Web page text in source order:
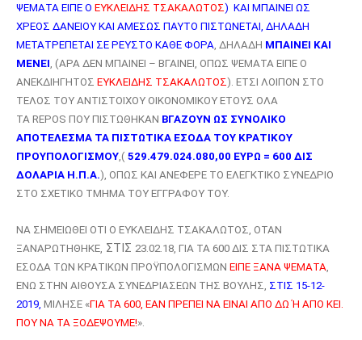
ΨΕΜΑΤΑ ΕΙΠΕ Ο ΕΥΚΛΕΙΔΗΣ ΤΣΑΚΑΛΩΤΟΣ) ΚΑΙ ΜΠΑΙΝΕΙ ΩΣ
ΧΡΕΟΣ ΔΑΝΕΙΟΥ ΚΑΙ ΑΜΕΣΩΣ ΠΑΥΤΟ ΠΙΣΤΩΝΕΤΑΙ, ΔΗΛΑΔΗ
ΜΕΤΑΤΡΕΠΕΤΑΙ ΣΕ ΡΕΥΣΤΟ ΚΑΘΕ ΦΟΡΑ, ΔΗΛΑΔΗ ΜΠΑΙΝΕΙ ΚΑΙ
ΜΕΝΕΙ, (ΑΡΑ ΔΕΝ ΜΠΑΙΝΕΙ – ΒΓΑΙΝΕΙ, ΟΠΩΣ ΨΕΜΑΤΑ ΕΙΠΕ Ο
ΑΝΕΚΔΙΗΓΗΤΟΣ ΕΥΚΛΕΙΔΗΣ ΤΣΑΚΑΛΩΤΟΣ). ΕΤΣΙ ΛΟΙΠΟΝ ΣΤΟ
ΤΕΛΟΣ ΤΟΥ ΑΝΤΙΣΤΟΙΧΟΥ ΟΙΚΟΝΟΜΙΚΟΥ ΕΤΟΥΣ ΟΛΑ
ΤΑ REPOS ΠΟΥ ΠΙΣΤΩΘΗΚΑΝ ΒΓΑΖΟΥΝ ΩΣ ΣΥΝΟΛΙΚΟ
ΑΠΟΤΕΛΕΣΜΑ ΤΑ ΠΙΣΤΩΤΙΚΑ ΕΣΟΔΑ ΤΟΥ ΚΡΑΤΙΚΟΥ
ΠΡΟΥΠΟΛΟΓΙΣΜΟΥ,( 529.479.024.080,00 ΕΥΡΩ = 600 ΔΙΣ
ΔΟΛΑΡΙΑ H.Π.Α.), ΟΠΩΣ ΚΑΙ ΑΝΕΦΕΡΕ ΤΟ ΕΛΕΓΚΤΙΚΟ ΣΥΝΕΔΡΙΟ
ΣΤΟ ΣΧΕΤΙΚΟ ΤΜΗΜΑ ΤΟΥ ΕΓΓΡΑΦΟΥ ΤΟΥ.
ΝΑ ΣΗΜΕΙΩΘΕΙ ΟΤΙ Ο ΕΥΚΛΕΙΔΗΣ ΤΣΑΚΑΛΩΤΟΣ, ΟΤΑΝ
ΞΑΝΑΡΩΤΗΘΗΚΕ, ΣΤΙΣ 23.02.18, ΓΙΑ ΤΑ 600 ΔΙΣ ΣΤΑ ΠΙΣΤΩΤΙΚΑ
ΕΣΟΔΑ ΤΩΝ ΚΡΑΤΙΚΩΝ ΠΡΟΫΠΟΛΟΓΙΣΜΩΝ ΕΙΠΕ ΞΑΝΑ ΨΕΜΑΤΑ,
ΕΝΩ ΣΤΗΝ ΑΙΘΟΥΣΑ ΣΥΝΕΔΡΙΑΣΕΩΝ ΤΗΣ ΒΟΥΛΗΣ, ΣΤΙΣ 15-12-
2019, ΜΙΛΗΣΕ «ΓΙΑ ΤΑ 600, ΕΑΝ ΠΡΕΠΕΙ ΝΑ ΕΙΝΑΙ ΑΠΟ ΔΩ Ή ΑΠΟ ΚΕΙ.
ΠΟΥ ΝΑ ΤΑ ΞΟΔΕΨΟΥΜΕ!».